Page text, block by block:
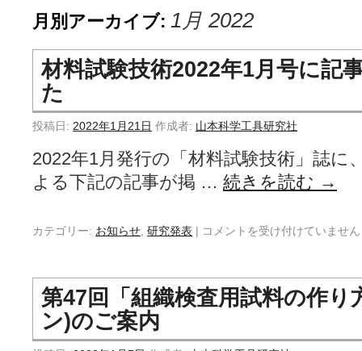
月別アーカイブ: 1月 2022
材料試験技術2022年1月号に記
た
投稿日: 2022年1月21日 作成者: 山本科学工具研究社
2022年1月発行の「材料試験技術」誌に
よる下記の記事が掲 … 続きを読む →
カテゴリー: お知らせ 研究発表 | コメントを受け付けていません
第47回「組織検査用試料の作り
ン)のご案内